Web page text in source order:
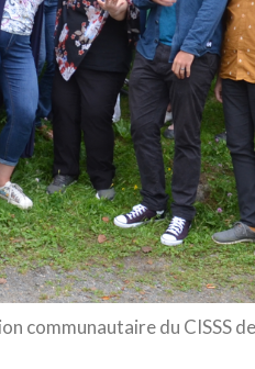
communautaire du CISSS